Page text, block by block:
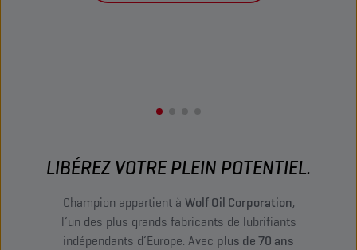
LIBÉREZ VOTRE PLEIN POTENTIEL.
Champion appartient à Wolf Oil Corporation,
l’un des plus grands fabricants de lubrifiants
indépendants d’Europe. Avec plus de 70 ans